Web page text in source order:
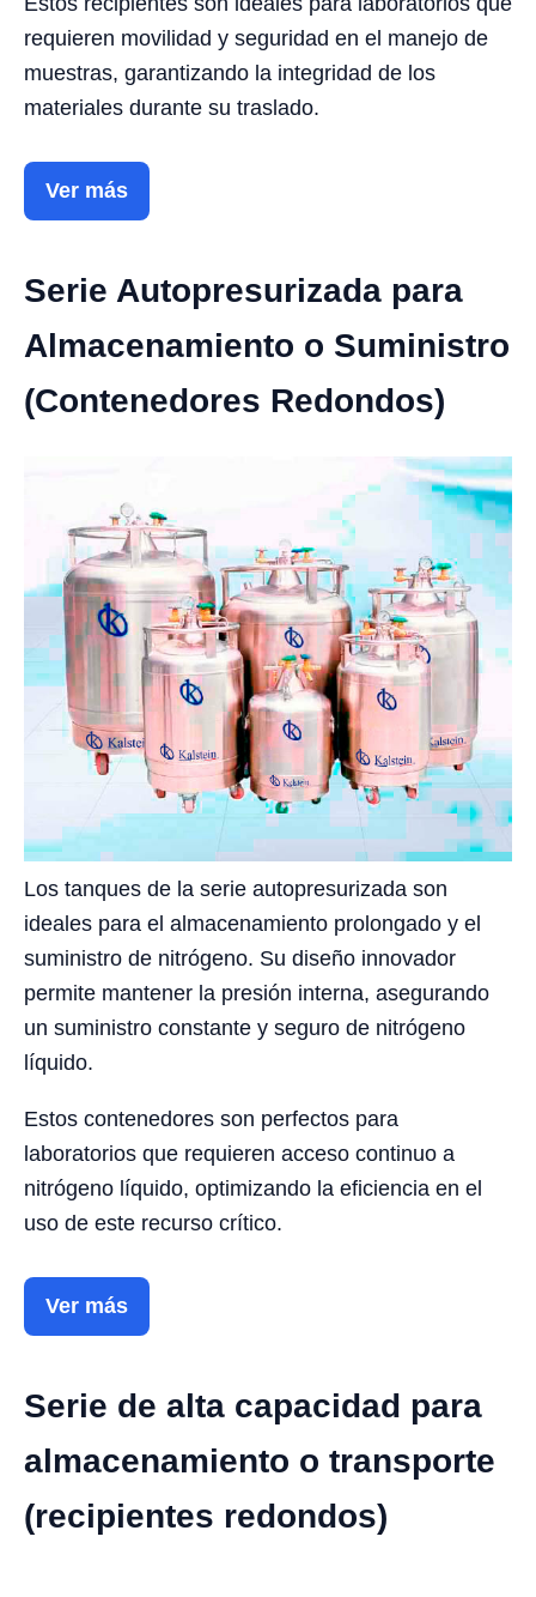
requieren movilidad y seguridad en el manejo de
muestras, garantizando la integridad de los
materiales durante su traslado.
Ver más
Serie Autopresurizada para
Almacenamiento o Suministro
(Contenedores Redondos)
Los tanques de la serie autopresurizada son
ideales para el almacenamiento prolongado y el
suministro de nitrógeno. Su diseño innovador
permite mantener la presión interna, asegurando
un suministro constante y seguro de nitrógeno
líquido.
Estos contenedores son perfectos para
laboratorios que requieren acceso continuo a
nitrógeno líquido, optimizando la eficiencia en el
uso de este recurso crítico.
Ver más
Serie de alta capacidad para
almacenamiento o transporte
(recipientes redondos)